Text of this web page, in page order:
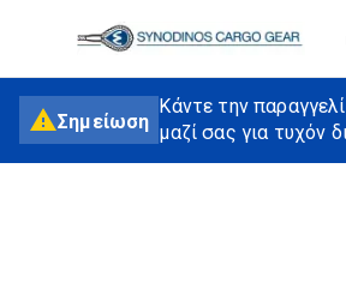
Σημείωση
Κάντε την
μαζί σας για τυχόν